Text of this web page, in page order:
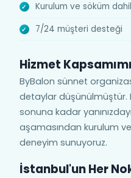
Kurulum ve söküm
7/24 müşteri desteği
Hizmet
ByBalon sünnet
detaylar düşünülmüştür.
sonuna kadar
aşamasından kurulum
deneyim sunuyoruz.
İstanbul'un Her